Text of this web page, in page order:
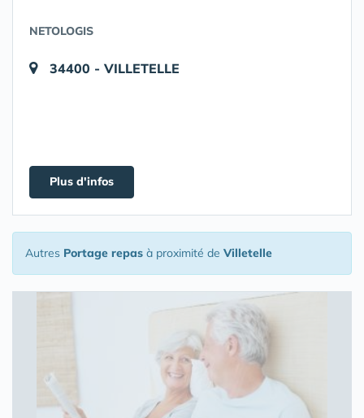
NETOLOGIS
34400 - VILLETELLE
Plus d'infos
Autres Portage repas à proximité de Villetelle